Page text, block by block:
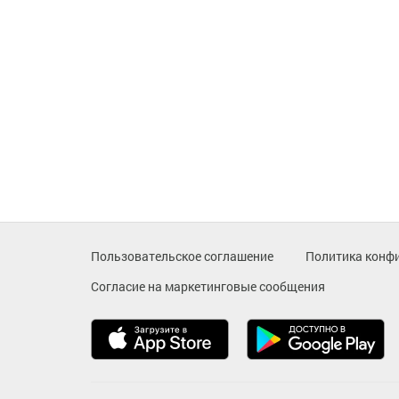
Пользовательское соглашение Политика
Согласие на маркетинговые сообщения